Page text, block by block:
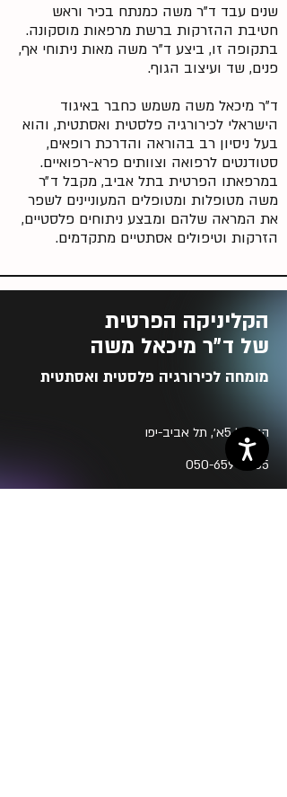
שנים עבד ד"ר משה כמנתח בכיר וראש
חטיבת ההזרקות ברשת מרפאות מוסקונה.
בתקופה זו, ביצע ד"ר משה מאות ניתוחי אף,
פנים, שד ועיצוב הגוף.
ד"ר מיכאל משה משמש כחבר באיגוד
הישראלי לכירורגיה פלסטית ואסתטית, והוא
בעל ניסיון רב בהוראה והדרכת רופאים,
סטודנטים לרפואה וצוותים פרא-רפואיים.
במרפאתו הפרטית בתל אביב, מקבל ד״ר
משה מטופלות ומטופלים המעוניינים לשפר
את המראה שלהם ומבצע ניתוחים פלסטיים,
הזרקות וטיפולים אסתטיים מתקדמים.
הקליניקה הפרטית
של ד״ר מיכאל משה
מומחה לכירורגיה פלסטית ואסתטית
הברזל 5א׳, תל אביב-יפו
050-659-5205
mosmister@gmail.com